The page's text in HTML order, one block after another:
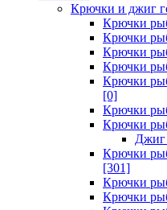
Крючки и джиг
Крючки
Крючки
Крючки
Крючки
Крючки
[0]
Крючки
Крючки
Джиг
Крючки
[301]
Крючки
Крючки